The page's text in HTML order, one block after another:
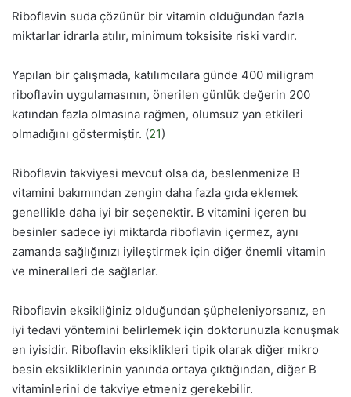
Riboflavin suda çözünür bir vitamin olduğundan fazla
miktarlar idrarla atılır, minimum toksisite riski vardır.
Yapılan bir çalışmada, katılımcılara günde 400 miligram
riboflavin uygulamasının, önerilen günlük değerin 200
katından fazla olmasına rağmen, olumsuz yan etkileri
olmadığını göstermiştir. (21)
Riboflavin takviyesi mevcut olsa da, beslenmenize B
vitamini bakımından zengin daha fazla gıda eklemek
genellikle daha iyi bir seçenektir. B vitamini içeren bu
besinler sadece iyi miktarda riboflavin içermez, aynı
zamanda sağlığınızı iyileştirmek için diğer önemli vitamin
ve mineralleri de sağlarlar.
Riboflavin eksikliğiniz olduğundan şüpheleniyorsanız, en
iyi tedavi yöntemini belirlemek için doktorunuzla konuşmak
en iyisidir. Riboflavin eksiklikleri tipik olarak diğer mikro
besin eksikliklerinin yanında ortaya çıktığından, diğer B
vitaminlerini de takviye etmeniz gerekebilir.